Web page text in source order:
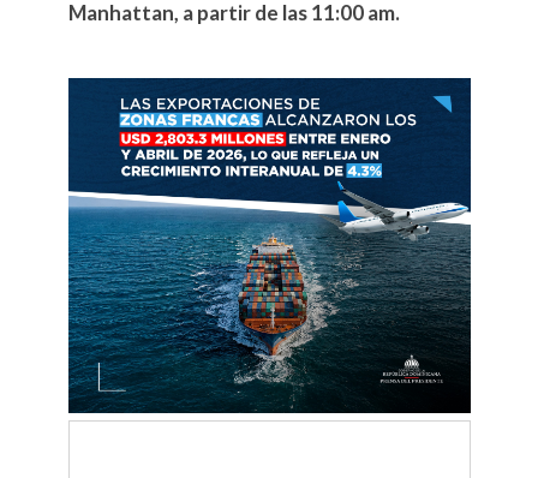
Manhattan, a partir de las 11:00 am.